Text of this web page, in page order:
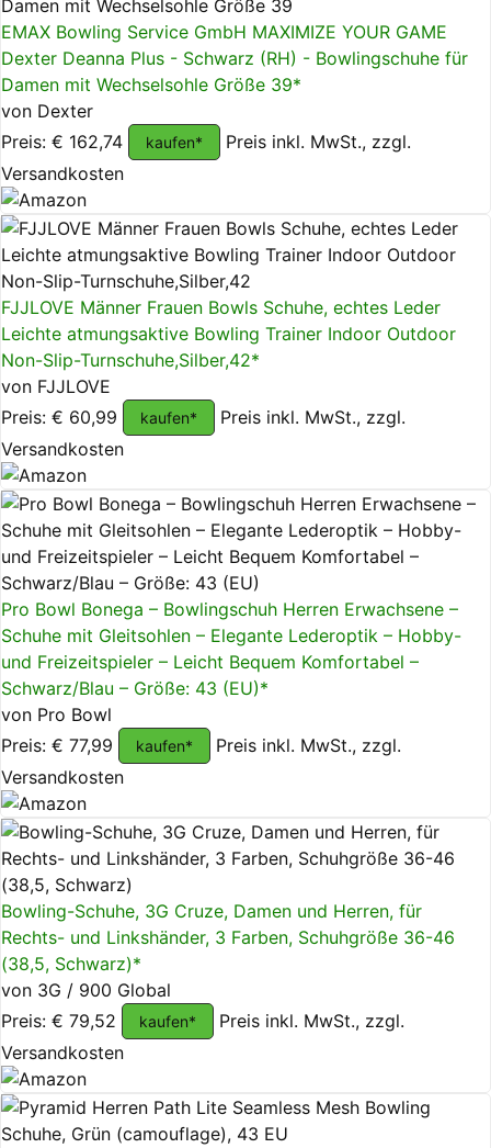
EMAX Bowling Service GmbH MAXIMIZE YOUR GAME
Dexter Deanna Plus - Schwarz (RH) - Bowlingschuhe für
Damen mit Wechselsohle Größe 39*
von Dexter
Preis: € 162,74
kaufen*
Preis inkl. MwSt., zzgl.
Versandkosten
FJJLOVE Männer Frauen Bowls Schuhe, echtes Leder
Leichte atmungsaktive Bowling Trainer Indoor Outdoor
Non-Slip-Turnschuhe,Silber,42*
von FJJLOVE
Preis: € 60,99
kaufen*
Preis inkl. MwSt., zzgl.
Versandkosten
Pro Bowl Bonega – Bowlingschuh Herren Erwachsene –
Schuhe mit Gleitsohlen – Elegante Lederoptik – Hobby-
und Freizeitspieler – Leicht Bequem Komfortabel –
Schwarz/Blau – Größe: 43 (EU)*
von Pro Bowl
Preis: € 77,99
kaufen*
Preis inkl. MwSt., zzgl.
Versandkosten
Bowling-Schuhe, 3G Cruze, Damen und Herren, für
Rechts- und Linkshänder, 3 Farben, Schuhgröße 36-46
(38,5, Schwarz)*
von 3G / 900 Global
Preis: € 79,52
kaufen*
Preis inkl. MwSt., zzgl.
Versandkosten